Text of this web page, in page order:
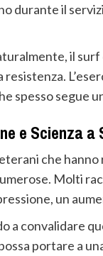
durante il
il surf
resistenza.
spesso segue
e Scienza a
che
Molti
un
a convalidare
portare a